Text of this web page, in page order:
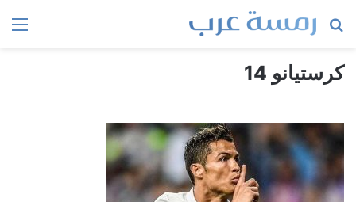
بحث
كرستيانو 14